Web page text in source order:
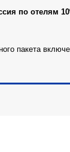
по отелям
пакета